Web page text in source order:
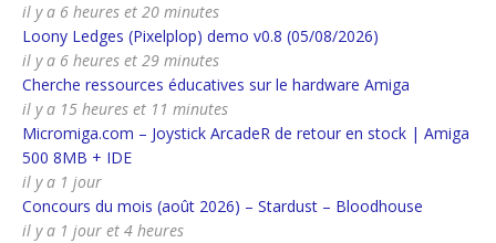
il y a 6 heures et 20 minutes
Loony Ledges (Pixelplop) demo v0.8 (05/08/2026)
il y a 6 heures et 29 minutes
Cherche ressources éducatives sur le hardware Amiga
il y a 15 heures et 11 minutes
Micromiga.com – Joystick ArcadeR de retour en stock | Amiga
500 8MB + IDE
il y a 1 jour
Concours du mois (août 2026) – Stardust – Bloodhouse
il y a 1 jour et 4 heures